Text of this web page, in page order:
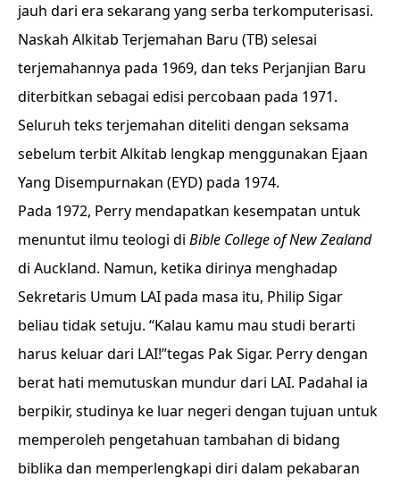
jauh dari era sekarang yang serba terkomputerisasi.
Naskah Alkitab Terjemahan Baru (TB) selesai
terjemahannya pada 1969, dan teks Perjanjian Baru
diterbitkan sebagai edisi percobaan pada 1971.
Seluruh teks terjemahan diteliti dengan seksama
sebelum terbit Alkitab lengkap menggunakan Ejaan
Yang Disempurnakan (EYD) pada 1974.
Pada 1972, Perry mendapatkan kesempatan untuk
menuntut ilmu teologi di Bible College of New Zealand
di Auckland. Namun, ketika dirinya menghadap
Sekretaris Umum LAI pada masa itu, Philip Sigar
beliau tidak setuju. “Kalau kamu mau studi berarti
harus keluar dari LAI!”tegas Pak Sigar. Perry dengan
berat hati memutuskan mundur dari LAI. Padahal ia
berpikir, studinya ke luar negeri dengan tujuan untuk
memperoleh pengetahuan tambahan di bidang
biblika dan memperlengkapi diri dalam pekabaran